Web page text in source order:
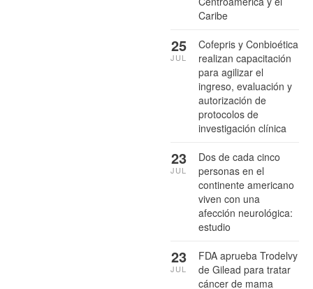
Caribe
Cofepris y Conbioética
realizan capacitación
para agilizar el
ingreso, evaluación y
autorización de
protocolos de
investigación clínica
25
JUL
Dos de cada cinco
personas en el
continente americano
viven con una
afección neurológica:
estudio
23
JUL
FDA aprueba Trodelvy
de Gilead para tratar
cáncer de mama
23
JUL